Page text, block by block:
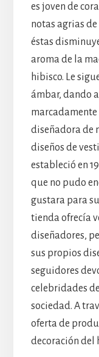
es joven de
notas agrias
éstas
aroma de la
hibisco. Le
ámbar, dando
marcadamente
diseñadora de
diseños de
estableció en
que no pudo
gustara para
tienda ofrecía
diseñadores,
sus propios
seguidores
celebridades
sociedad. A
oferta de
decoración del